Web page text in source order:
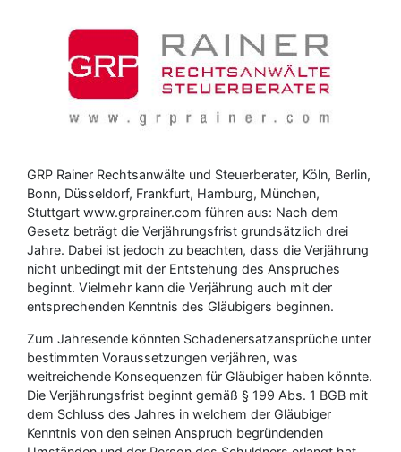
GRP Rainer Rechtsanwälte und Steuerberater, Köln, Berlin,
Bonn, Düsseldorf, Frankfurt, Hamburg, München,
Stuttgart www.grprainer.com führen aus: Nach dem
Gesetz beträgt die Verjährungsfrist grundsätzlich drei
Jahre. Dabei ist jedoch zu beachten, dass die Verjährung
nicht unbedingt mit der Entstehung des Anspruches
beginnt. Vielmehr kann die Verjährung auch mit der
entsprechenden Kenntnis des Gläubigers beginnen.
Zum Jahresende könnten Schadenersatzansprüche unter
bestimmten Voraussetzungen verjähren, was
weitreichende Konsequenzen für Gläubiger haben könnte.
Die Verjährungsfrist beginnt gemäß § 199 Abs. 1 BGB mit
dem Schluss des Jahres in welchem der Gläubiger
Kenntnis von den seinen Anspruch begründenden